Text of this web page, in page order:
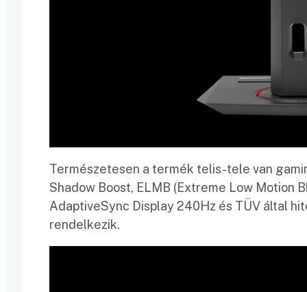
Természetesen a termék telis-tele van
Shadow Boost, ELMB (Extreme Low Motion
AdaptiveSync Display 240Hz és TÜV által
rendelkezik.